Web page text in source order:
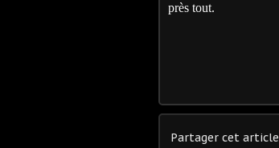
près tout.
Partager cet article